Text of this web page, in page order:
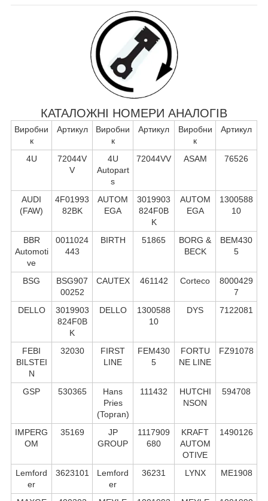
КАТАЛОЖНІ НОМЕРИ АНАЛОГІВ
Виробни
к
Артикул
Виробни
к
Артикул
Виробни
к
Артикул
4U
72044V
V
4U
Autopart
s
72044VV ASAM 76526
AUDI
(FAW)
4F01993
82BK
AUTOM
EGA
3019903
824F0B
K
AUTOM
EGA
1300588
10
BBR
Automoti
ve
0011024
443
BIRTH 51865
BORG &
BECK
BEM430
5
BSG
BSG907
00252
CAUTEX 461142 Corteco
8000429
7
DELLO
3019903
824F0B
K
DELLO
1300588
10
DYS 7122081
FEBI
BILSTEI
N
32030
FIRST
LINE
FEM430
5
FORTU
NE LINE
FZ91078
GSP 530365
Hans
Pries
(Topran)
111432
HUTCHI
NSON
594708
IMPERG
OM
35169
JP
GROUP
1117909
680
KRAFT
AUTOM
OTIVE
1490126
Lemford
er
3623101
Lemford
er
36231 LYNX ME1908